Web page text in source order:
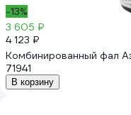
-13%
3 605 ₽
4 123 ₽
Комбинированный фал
71941
В корзину